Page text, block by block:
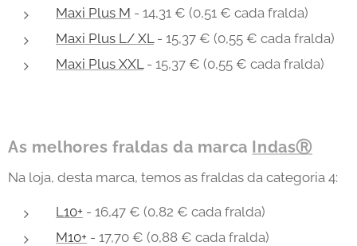
Maxi Plus M - 14,31 € (0,51 € cada fralda)
Maxi Plus L/ XL - 15,37 € (0,55 € cada fralda)
Maxi Plus XXL - 15,37 € (0,55 € cada fralda)
As melhores fraldas da marca IndasⓇ
Na loja, desta marca, temos as fraldas da categoria 4:
L10+ - 16,47 € (0,82 € cada fralda)
M10+ - 17,70 € (0,88 € cada fralda)